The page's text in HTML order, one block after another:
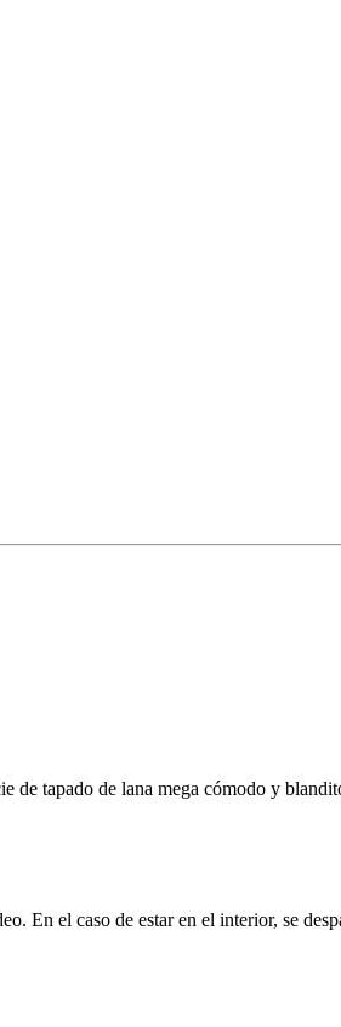
de tapado de lana mega cómodo y
En el caso de estar en el interior, se